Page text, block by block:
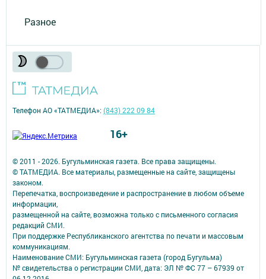
Разное
© 2011 - 2026. Бугульминская газета. Все права защищены.
© ТАТМЕДИА. Все материалы, размещенные на сайте, защищены
законом.
Перепечатка, воспроизведение и распространение в любом объеме
информации,
размещенной на сайте, возможна только с письменного согласия
редакций СМИ.
При поддержке Республиканского агентства по печати и массовым
коммуникациям.
Наименование СМИ: Бугульминская газета (город Бугульма)
№ свидетельства о регистрации СМИ, дата: ЭЛ № ФС 77 – 67939 от
Телефон АО «ТАТМЕДИА»:(843) 222 09 84
16+